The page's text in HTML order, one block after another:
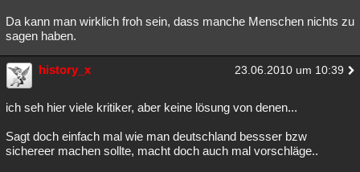
Da kann man wirklich froh sein, dass manche Menschen nichts zu
sagen haben.
history_x 23.06.2010 um 10:39
ich seh hier viele kritiker, aber keine lösung von denen...
Sagt doch einfach mal wie man deutschland bessser bzw
sichereer machen sollte, macht doch auch mal vorschläge..